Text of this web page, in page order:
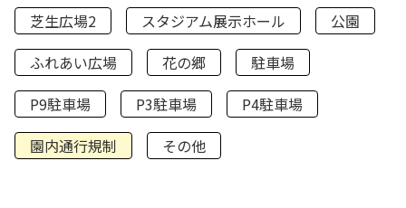
芝生広場2
スタジアム展示ホール
公園
ふれあい広場
花の郷
駐車場
P9駐車場
P3駐車場
P4駐車場
園内通行規制
その他